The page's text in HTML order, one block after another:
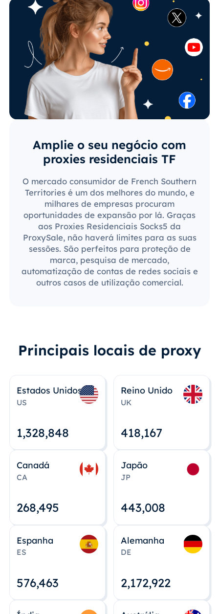
Amplie o seu negócio com
proxies residenciais TF
O mercado consumidor de French Southern
Territories é um dos melhores do mundo, e
milhares de empresas procuram
oportunidades de expansão por lá. Graças
aos Proxies Residenciais Socks5 da
ProxySale, não haverá limites para as suas
sessões. São perfeitos para proteção de
marca, pesquisa de mercado,
automatização de contas de redes sociais e
outros casos de utilização comercial.
Principais locais de proxy
Estados Unidos
US
1,328,848
Reino Unido
UK
418,167
Canadá
CA
268,495
Japão
JP
443,008
Espanha
ES
576,463
Alemanha
DE
2,172,922